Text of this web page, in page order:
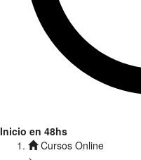
Inicio en 48hs
Cursos Online